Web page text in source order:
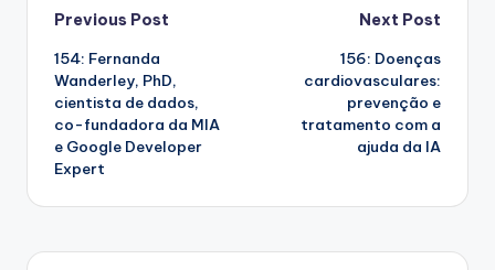
Post
navigation
Previous Post
154: Fernanda
Wanderley, PhD,
cientista de dados,
co-fundadora da MIA
e Google Developer
Expert
Next Post
156: Doenças
cardiovasculares:
prevenção e
tratamento com a
ajuda da IA